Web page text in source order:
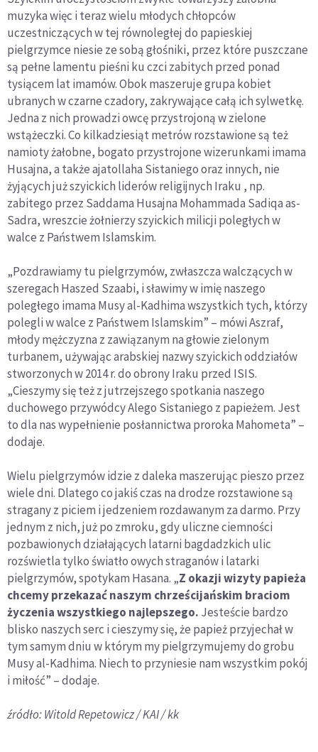
muzyka więc i teraz wielu młodych chłopców
uczestniczących w tej równoległej do papieskiej
pielgrzymce niesie ze sobą głośniki, przez które puszczane
są pełne lamentu pieśni ku czci zabitych przed ponad
tysiącem lat imamów. Obok maszeruje grupa kobiet
ubranych w czarne czadory, zakrywające całą ich sylwetkę.
Jedna z nich prowadzi owcę przystrojoną w zielone
wstążeczki. Co kilkadziesiąt metrów rozstawione są też
namioty żałobne, bogato przystrojone wizerunkami imama
Husajna, a także ajatollaha Sistaniego oraz innych, nie
żyjących już szyickich liderów religijnych Iraku , np.
zabitego przez Saddama Husajna Mohammada Sadiqa as-
Sadra, wreszcie żołnierzy szyickich milicji poległych w
walce z Państwem Islamskim.
„Pozdrawiamy tu pielgrzymów, zwłaszcza walczących w
szeregach Haszed Szaabi, i sławimy w imię naszego
poległego imama Musy al-Kadhima wszystkich tych, którzy
polegli w walce z Państwem Islamskim” – mówi Aszraf,
młody mężczyzna z zawiązanym na głowie zielonym
turbanem, używając arabskiej nazwy szyickich oddziałów
stworzonych w 2014 r. do obrony Iraku przed ISIS.
„Cieszymy się też z jutrzejszego spotkania naszego
duchowego przywódcy Alego Sistaniego z papieżem. Jest
to dla nas wypełnienie posłannictwa proroka Mahometa” –
dodaje.
Wielu pielgrzymów idzie z daleka maszerując pieszo przez
wiele dni. Dlatego co jakiś czas na drodze rozstawione są
stragany z piciem i jedzeniem rozdawanym za darmo. Przy
jednym z nich, już po zmroku, gdy uliczne ciemności
pozbawionych działających latarni bagdadzkich ulic
rozświetla tylko światło owych straganów i latarki
pielgrzymów, spotykam Hasana. „Z okazji wizyty papieża
chcemy przekazać naszym chrześcijańskim braciom
życzenia wszystkiego najlepszego. Jesteście bardzo
blisko naszych serc i cieszymy się, że papież przyjechał w
tym samym dniu w którym my pielgrzymujemy do grobu
Musy al-Kadhima. Niech to przyniesie nam wszystkim pokój
i miłość” – dodaje.
źródło: Witold Repetowicz / KAI / kk